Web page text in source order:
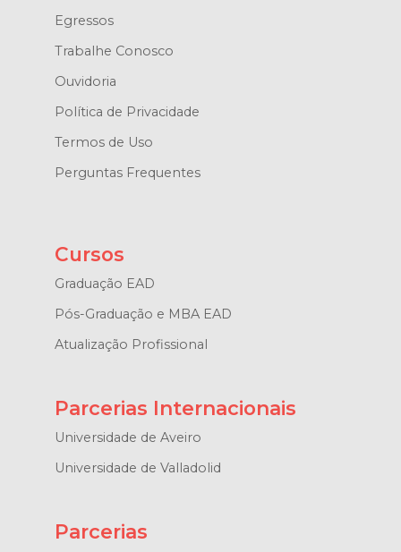
Egressos
Trabalhe Conosco
Ouvidoria
Política de Privacidade
Termos de Uso
Perguntas Frequentes
Cursos
Graduação EAD
Pós-Graduação e MBA EAD
Atualização Profissional
Parcerias Internacionais
Universidade de Aveiro
Universidade de Valladolid
Parcerias